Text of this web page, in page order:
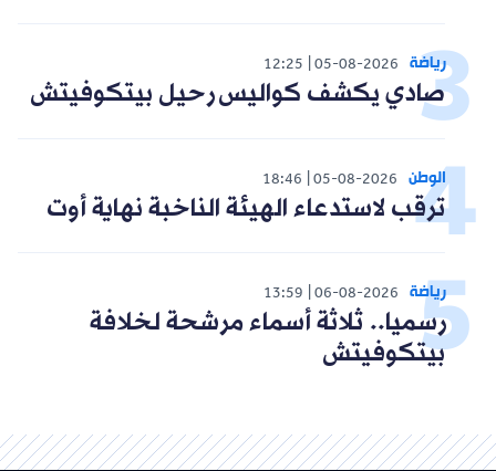
رياضة 05-08-2026
12:25
صادي يكشف كواليس رحيل بيتكوفيتش
الوطن 05-08-2026
18:46
ترقب لاستدعاء الهيئة الناخبة نهاية أوت
رياضة 06-08-2026
13:59
رسميا.. ثلاثة أسماء مرشحة لخلافة
بيتكوفيتش